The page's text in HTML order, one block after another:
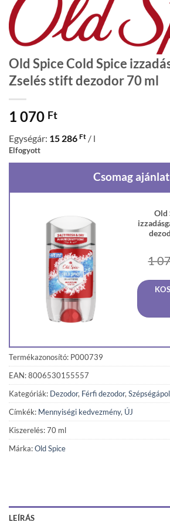
Old Spice Cold Spice
Zselés stift dezodor 70 ml
1 070 Ft
Egységár: 15 286 Ft / l
Elfogyott
Csomag ajánlat
Old
1
Termékazonosító: P000739
EAN: 8006530155557
Kategóriák: Dezodor, Férfi dezodor,
Címkék: Mennyiségi kedvezmény, ÚJ
Kiszerelés: 70 ml
Márka:Old Spice
LEÍRÁS